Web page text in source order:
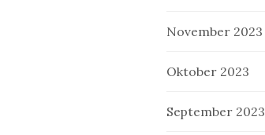
November 2023
Oktober 2023
September 2023